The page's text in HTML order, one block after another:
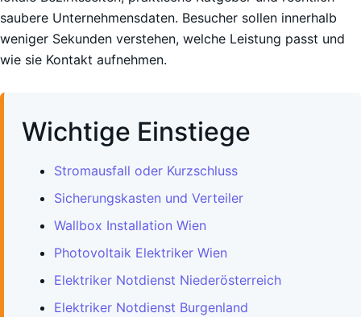
saubere Unternehmensdaten. Besucher sollen innerhalb
weniger Sekunden verstehen, welche Leistung passt und
wie sie Kontakt aufnehmen.
Wichtige Einstiege
Stromausfall oder Kurzschluss
Sicherungskasten und Verteiler
Wallbox Installation Wien
Photovoltaik Elektriker Wien
Elektriker Notdienst Niederösterreich
Elektriker Notdienst Burgenland